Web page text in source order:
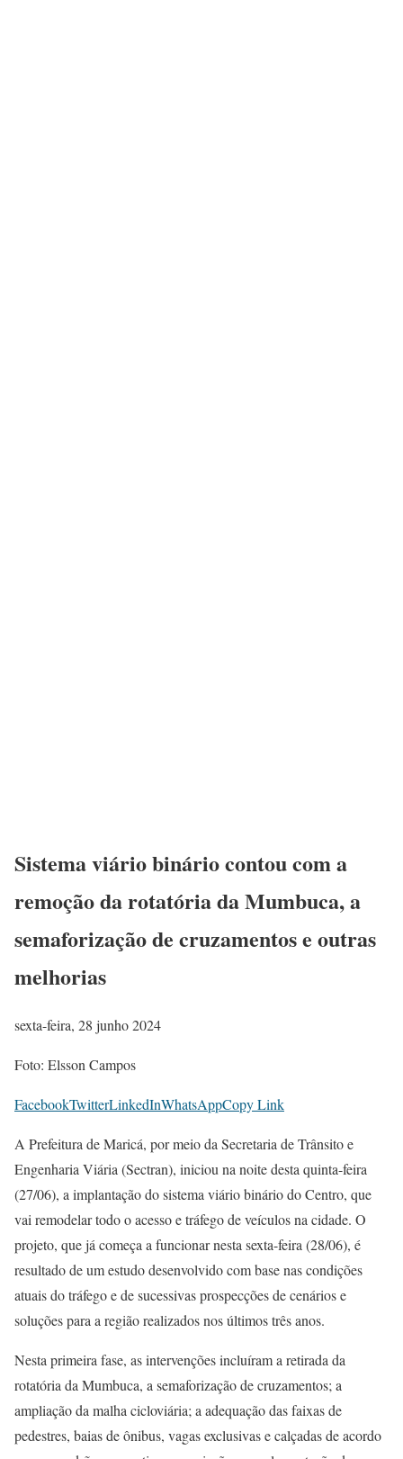
Sistema viário binário contou com a
remoção da rotatória da Mumbuca, a
semaforização de cruzamentos e outras
melhorias
sexta-feira, 28 junho 2024
Foto: Elsson Campos
FacebookTwitterLinkedInWhatsAppCopy Link
A Prefeitura de Maricá, por meio da Secretaria de Trânsito e
Engenharia Viária (Sectran), iniciou na noite desta quinta-feira
(27/06), a implantação do sistema viário binário do Centro, que
vai remodelar todo o acesso e tráfego de veículos na cidade. O
projeto, que já começa a funcionar nesta sexta-feira (28/06), é
resultado de um estudo desenvolvido com base nas condições
atuais do tráfego e de sucessivas prospecções de cenários e
soluções para a região realizados nos últimos três anos.
Nesta primeira fase, as intervenções incluíram a retirada da
rotatória da Mumbuca, a semaforização de cruzamentos; a
ampliação da malha cicloviária; a adequação das faixas de
pedestres, baias de ônibus, vagas exclusivas e calçadas de acordo